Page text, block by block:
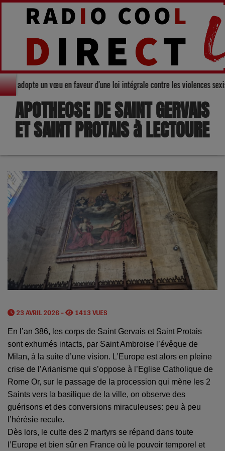
du Gers adopte un vœu en faveur d'une loi intégrale contre les
APOTHEOSE DE SAINT GERVAIS
ET SAINT PROTAIS à LECTOURE
23 AVRIL 2026 - 1413 VUES
En l’an 386, les corps de Saint Gervais et Saint Protais
sont exhumés intacts, par Saint Ambroise l’évêque de
Milan, à la suite d’une vision. L’Europe est alors en pleine
crise de l’Arianisme qui s’oppose à l’Eglise Catholique de
Rome Or, sur le passage de la procession qui mène les 2
Saints vers la basilique de la ville, on observe des
guérisons et des conversions miraculeuses: peu à peu
l’hérésie recule.
Dès lors, le culte des 2 martyrs se répand dans toute
l’Europe et bien sûr en France où le pouvoir temporel et